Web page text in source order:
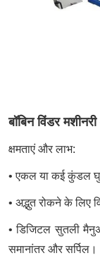
बॉबिन विंडर
क्षमताएं और लाभ:
• एकल या कई कुंडल
• अद्भुत रोकने के लिए
• डिजिटल सुतली
समानांतर और सर्पिल।